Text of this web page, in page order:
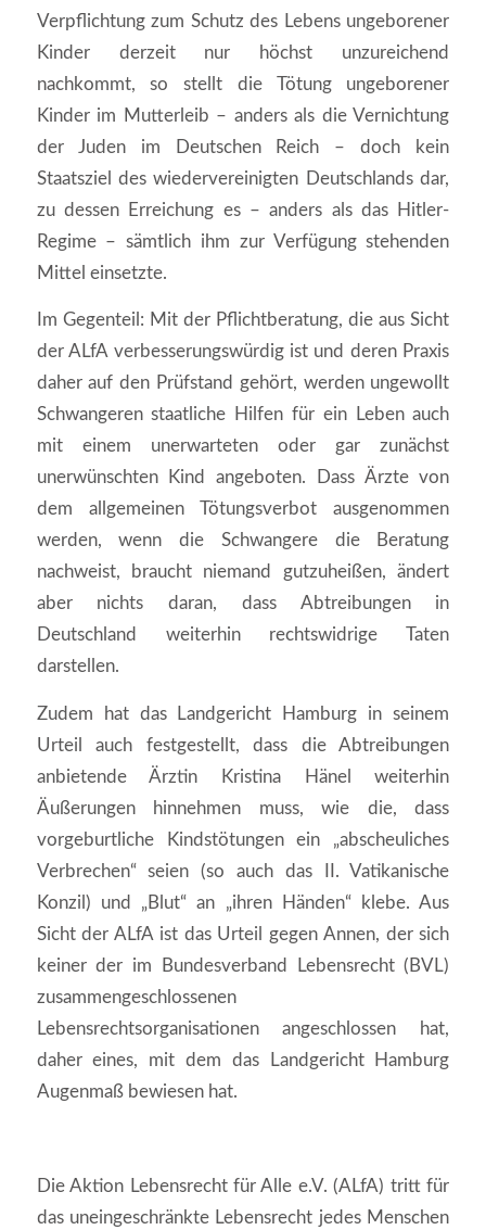
Verpflichtung zum Schutz des Lebens ungeborener
Kinder derzeit nur höchst unzureichend
nachkommt, so stellt die Tötung ungeborener
Kinder im Mutterleib – anders als die Vernichtung
der Juden im Deutschen Reich – doch kein
Staatsziel des wiedervereinigten Deutschlands dar,
zu dessen Erreichung es – anders als das Hitler-
Regime – sämtlich ihm zur Verfügung stehenden
Mittel einsetzte.
Im Gegenteil: Mit der Pflichtberatung, die aus Sicht
der ALfA verbesserungswürdig ist und deren Praxis
daher auf den Prüfstand gehört, werden ungewollt
Schwangeren staatliche Hilfen für ein Leben auch
mit einem unerwarteten oder gar zunächst
unerwünschten Kind angeboten. Dass Ärzte von
dem allgemeinen Tötungsverbot ausgenommen
werden, wenn die Schwangere die Beratung
nachweist, braucht niemand gutzuheißen, ändert
aber nichts daran, dass Abtreibungen in
Deutschland weiterhin rechtswidrige Taten
darstellen.
Zudem hat das Landgericht Hamburg in seinem
Urteil auch festgestellt, dass die Abtreibungen
anbietende Ärztin Kristina Hänel weiterhin
Äußerungen hinnehmen muss, wie die, dass
vorgeburtliche Kindstötungen ein „abscheuliches
Verbrechen“ seien (so auch das II. Vatikanische
Konzil) und „Blut“ an „ihren Händen“ klebe. Aus
Sicht der ALfA ist das Urteil gegen Annen, der sich
keiner der im Bundesverband Lebensrecht (BVL)
zusammengeschlossenen
Lebensrechtsorganisationen angeschlossen hat,
daher eines, mit dem das Landgericht Hamburg
Augenmaß bewiesen hat.
Die Aktion Lebensrecht für Alle e.V. (ALfA) tritt für
das uneingeschränkte Lebensrecht jedes Menschen